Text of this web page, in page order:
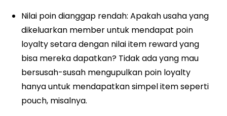
Nilai poin dianggap rendah: Apakah usaha yang
dikeluarkan member untuk mendapat poin
loyalty setara dengan nilai item reward yang
bisa mereka dapatkan? Tidak ada yang mau
bersusah-susah mengupulkan poin loyalty
hanya untuk mendapatkan simpel item seperti
pouch, misalnya.